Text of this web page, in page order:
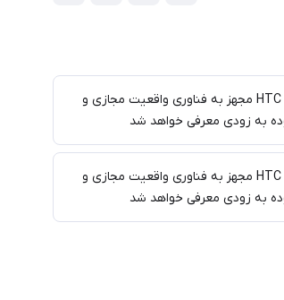
گوشی جدید HTC مجهز به فناوری واقعیت مجازی و
به زودی معرفی خواهد شد
گوشی جدید HTC مجهز به فناوری واقعیت مجازی و
به زودی معرفی خواهد شد